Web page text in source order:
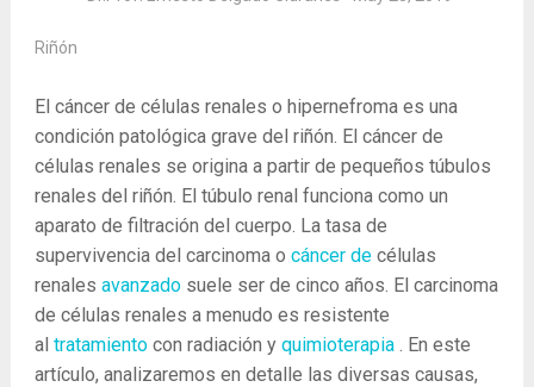
Riñón
El cáncer de células renales o hipernefroma es una
condición patológica grave del riñón. El cáncer de
células renales se origina a partir de pequeños túbulos
renales del riñón. El túbulo renal funciona como un
aparato de filtración del cuerpo. La tasa de
supervivencia del carcinoma o cáncer decélulas
renales avanzadosuele ser de cinco años. El carcinoma
de células renales a menudo es resistente
al tratamientocon radiación y quimioterapia. En este
artículo, analizaremos en detalle las diversas causas,